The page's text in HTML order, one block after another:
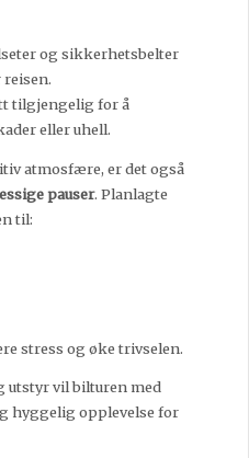
og sikkerhetsbelter
reisen.
tilgjengelig for å
eller uhell.
atmosfære, er det også
pauser. Planlagte
til:
stress og øke trivselen.
utstyr vil bilturen med
hyggelig opplevelse for